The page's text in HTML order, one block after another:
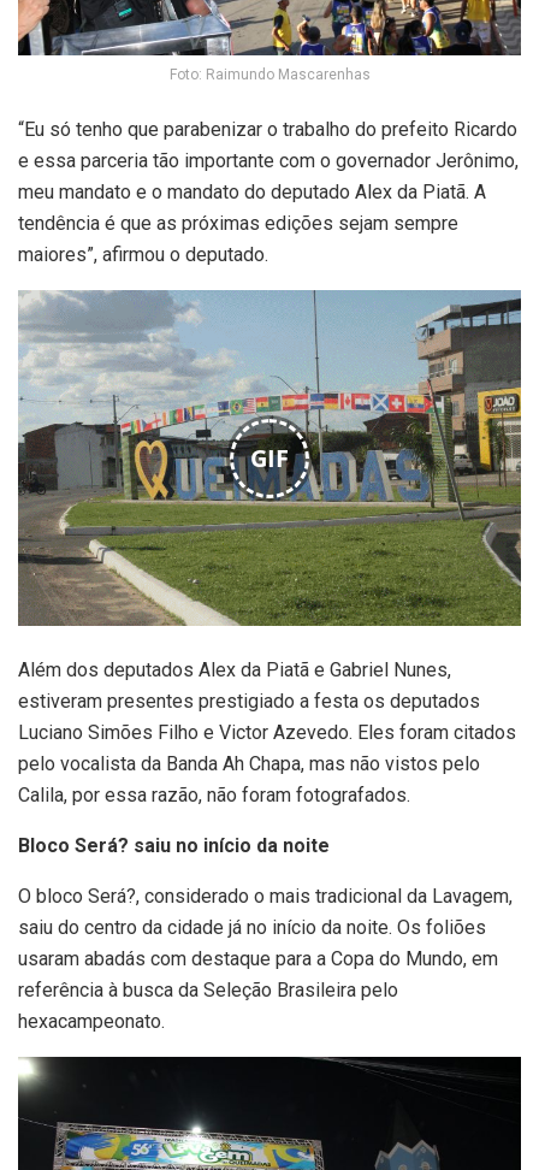
Foto: Raimundo Mascarenhas
“Eu só tenho que parabenizar o trabalho do prefeito Ricardo
e essa parceria tão importante com o governador Jerônimo,
meu mandato e o mandato do deputado Alex da Piatã. A
tendência é que as próximas edições sejam sempre
maiores”, afirmou o deputado.
GIF
Além dos deputados Alex da Piatã e Gabriel Nunes,
estiveram presentes prestigiado a festa os deputados
Luciano Simões Filho e Victor Azevedo. Eles foram citados
pelo vocalista da Banda Ah Chapa, mas não vistos pelo
Calila, por essa razão, não foram fotografados.
Bloco Será? saiu no início da noite
O bloco Será?, considerado o mais tradicional da Lavagem,
saiu do centro da cidade já no início da noite. Os foliões
usaram abadás com destaque para a Copa do Mundo, em
referência à busca da Seleção Brasileira pelo
hexacampeonato.